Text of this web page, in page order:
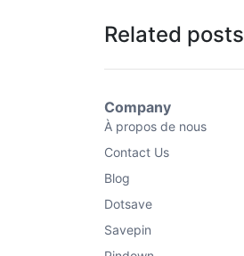
Related posts
Company
À propos de nous
Contact Us
Blog
Dotsave
Savepin